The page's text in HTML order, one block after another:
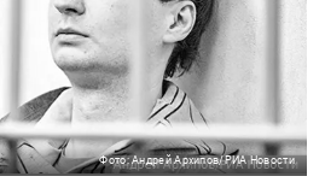
Фото: Андрей Архипов/РИА Новости